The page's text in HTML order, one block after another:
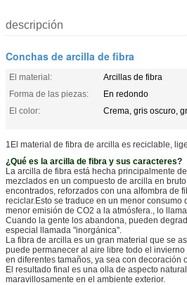
descripción
Conchas de arcilla de fibra
El material:
Arcillas de fibra
Forma de las piezas:
En redondo
El color:
Crema, gris oscuro,
1El material de fibra de arcilla es reciclable,
¿Qué es la arcilla de fibra y sus caracteres?
La arcilla de fibra está hecha principalmente
mezclados en un compuesto de arcilla en
encontrados, reforzados con una alfombra de
reciclar.Esto se traduce en un menor consumo
menor emisión de CO2 a la atmósfera., lo
Cuando la gente los abandona, pueden
especial llamada "inorgánica".
La fibra de arcilla es un gran material que se
puede permanecer al aire libre todo el
en diferentes tamaños, ya sea con decoración
El resultado final es una olla de aspecto
maravillosamente en el ambiente exterior.